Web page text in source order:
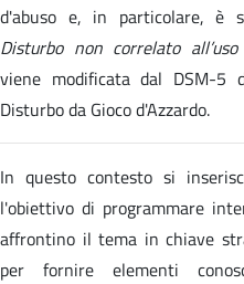
d'abuso e, in particolare, è
Disturbo non correlato
viene modificata dal DSM-5
Disturbo da Gioco d'Azzardo.
In questo contesto si
l'obiettivo di programmare
affrontino il tema in chiave
per fornire elementi